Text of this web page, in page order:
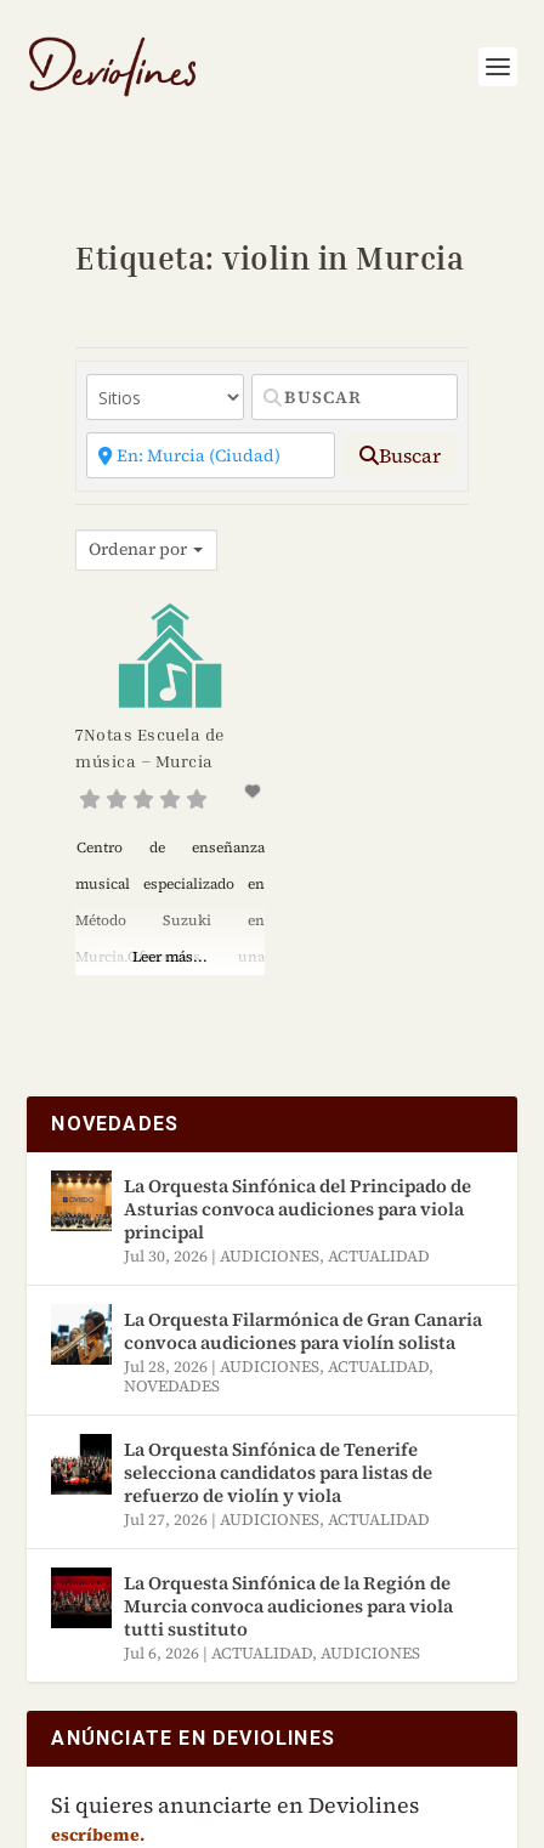
Etiqueta: violin in Murcia
Buscar
Ordenar por
7Notas Escuela de
música – Murcia
Centro de enseñanza
musical especializado en
Método Suzuki en
Murcia.Ofrecemos una
principal. A través de esta
desarrollamos el talento de
sus estudiantes a nivel
intelectual, físico, artístico
y personal. Ofrecemos
clases de música a partir de
los 3 años sin límite de
edad. Visítanos:
https://7notas.es/
Leer más...
NOVEDADES
La Orquesta Sinfónica del Principado de
Asturias convoca audiciones para viola
principal
Jul 30, 2026 |AUDICIONES,ACTUALIDAD
La Orquesta Filarmónica de Gran Canaria
convoca audiciones para violín solista
Jul 28, 2026 |AUDICIONES,ACTUALIDAD,
NOVEDADES
La Orquesta Sinfónica de Tenerife
selecciona candidatos para listas de
refuerzo de violín y viola
Jul 27, 2026 |AUDICIONES,ACTUALIDAD
La Orquesta Sinfónica de la Región de
Murcia convoca audiciones para viola
tutti sustituto
Jul 6, 2026 |ACTUALIDAD,AUDICIONES
ANÚNCIATE EN DEVIOLINES
Si quieres anunciarte en Deviolines
escríbeme.